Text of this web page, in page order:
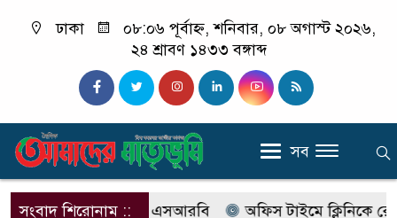
ঢাকা
০৮:০৬ পূর্বাহ্ন, শনিবার, ০৮ অগাস্ট ২০২৬,
২৪ শ্রাবণ ১৪৩৩ বঙ্গাব্দ
সব
সংবাদ শিরোনাম ::
নাম বদলে আসছে এসআরবি অফিস টাইমে ক্লিনিকে রোগী